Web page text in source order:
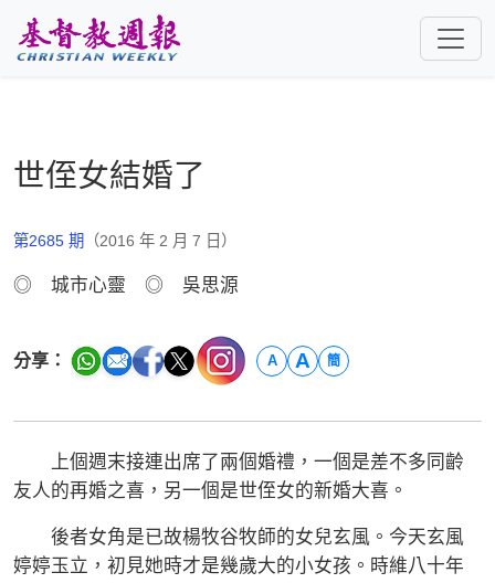
世侄女結婚了
第2685 期 （2016 年 2 月 7 日）
◎ 城市心靈 ◎ 吳思源
分享： A A 簡
上個週末接連出席了兩個婚禮，一個是差不多同齡
友人的再婚之喜，另一個是世侄女的新婚大喜。
後者女角是已故楊牧谷牧師的女兒玄風。今天玄風
婷婷玉立，初見她時才是幾歲大的小女孩。時維八十年